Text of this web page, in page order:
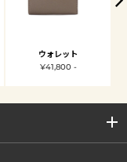
ウォレット
¥41,800 -